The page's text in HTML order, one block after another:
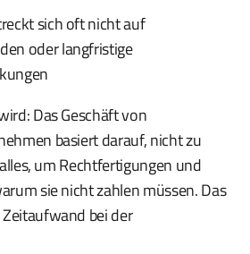
sich oft nicht auf
oder langfristige
Das Geschäft von
basiert darauf, nicht zu
um Rechtfertigungen und
sie nicht zahlen müssen. Das
bei der